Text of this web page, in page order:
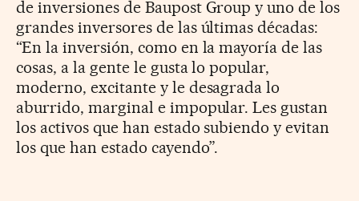
de inversiones de Baupost Group y uno de los
grandes inversores de las últimas décadas:
“En la inversión, como en la mayoría de las
cosas, a la gente le gusta lo popular,
moderno, excitante y le desagrada lo
aburrido, marginal e impopular. Les gustan
los activos que han estado subiendo y evitan
los que han estado cayendo”.